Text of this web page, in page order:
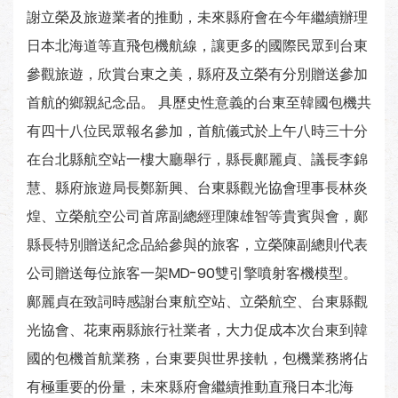
謝立榮及旅遊業者的推動，未來縣府會在今年繼續辦理
日本北海道等直飛包機航線，讓更多的國際民眾到台東
參觀旅遊，欣賞台東之美，縣府及立榮有分別贈送參加
首航的鄉親紀念品。 具歷史性意義的台東至韓國包機共
有四十八位民眾報名參加，首航儀式於上午八時三十分
在台北縣航空站一樓大廳舉行，縣長鄺麗貞、議長李錦
慧、縣府旅遊局長鄭新興、台東縣觀光協會理事長林炎
煌、立榮航空公司首席副總經理陳雄智等貴賓與會，鄺
縣長特別贈送紀念品給參與的旅客，立榮陳副總則代表
公司贈送每位旅客一架MD-90雙引擎噴射客機模型。
鄺麗貞在致詞時感謝台東航空站、立榮航空、台東縣觀
光協會、花東兩縣旅行社業者，大力促成本次台東到韓
國的包機首航業務，台東要與世界接軌，包機業務將佔
有極重要的份量，未來縣府會繼續推動直飛日本北海